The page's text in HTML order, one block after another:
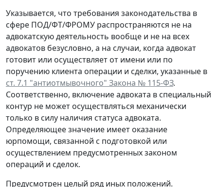
Указывается, что требования законодательства в
сфере ПОД/ФТ/ФРОМУ распространяются не на
адвокатскую деятельность вообще и не на всех
адвокатов безусловно, а на случаи, когда адвокат
готовит или осуществляет от имени или по
поручению клиента операции и сделки, указанные в
ст. 7.1 "антиотмывочного" Закона № 115-ФЗ.
Соответственно, включение адвоката в специальный
контур не может осуществляться механически
только в силу наличия статуса адвоката.
Определяющее значение имеет оказание
юрпомощи, связанной с подготовкой или
осуществлением предусмотренных законом
операций и сделок.
Предусмотрен целый ряд иных положений.